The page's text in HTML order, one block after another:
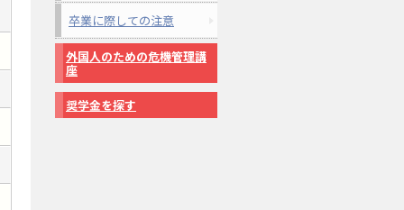
卒業に際しての注意
外国人のための危機管理講
座
奨学金を探す